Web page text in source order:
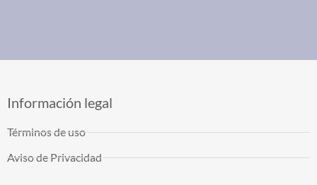
Información legal
Términos de uso
Aviso de Privacidad